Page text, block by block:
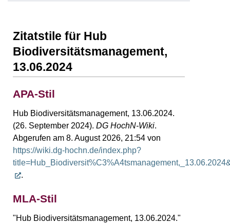
Zitatstile für Hub
Biodiversitätsmanagement,
13.06.2024
APA-Stil
Hub Biodiversitätsmanagement, 13.06.2024.
(26. September 2024). DG HochN-Wiki.
Abgerufen am 8. August 2026, 21:54 von
https://wiki.dg-hochn.de/index.php?
.
MLA-Stil
"Hub Biodiversitätsmanagement, 13.06.2024."